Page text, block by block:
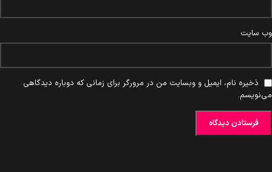
وب‌ سایت
ذخیره نام، ایمیل و وبسایت من در مرورگر برای زمانی که دوباره دیدگاهی
می‌نویسم.